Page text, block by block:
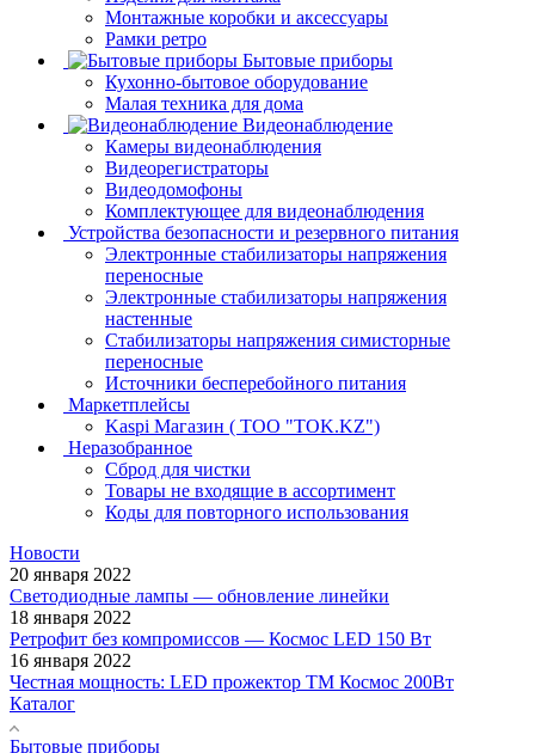
Монтажные коробки и аксессуары
Рамки ретро
Бытовые приборы
Кухонно-бытовое оборудование
Малая техника для дома
Видеонаблюдение
Камеры видеонаблюдения
Видеорегистраторы
Видеодомофоны
Комплектующее для видеонаблюдения
Устройства безопасности и резервного питания
Электронные стабилизаторы напряжения
переносные
Электронные стабилизаторы напряжения
настенные
Стабилизаторы напряжения симисторные
переносные
Источники бесперебойного питания
Маркетплейсы
Kaspi Магазин ( ТОО "TOK.KZ")
Неразобранное
Сброд для чистки
Товары не входящие в ассортимент
Коды для повторного использования
Новости
20 января 2022
Светодиодные лампы — обновление линейки
18 января 2022
Ретрофит без компромиссов — Космос LED 150 Вт
16 января 2022
Честная мощность: LED прожектор ТМ Космос 200Вт
Каталог
Бытовые приборы